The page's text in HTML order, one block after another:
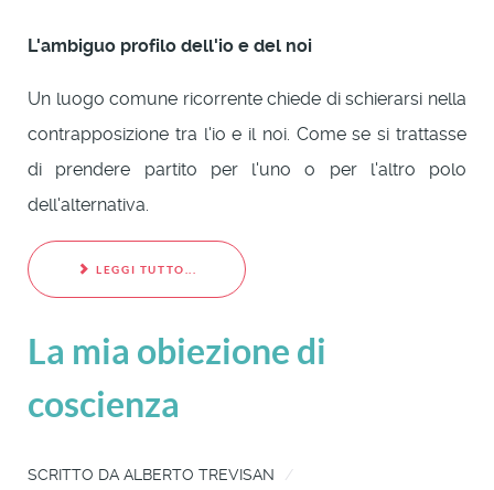
L'ambiguo profilo dell'io e del noi
Un luogo comune ricorrente chiede di schierarsi nella
contrapposizione tra l'io e il noi. Come se si trattasse
di prendere partito per l'uno o per l'altro polo
dell'alternativa.
LEGGI TUTTO...
La mia obiezione di
coscienza
SCRITTO DA ALBERTO TREVISAN